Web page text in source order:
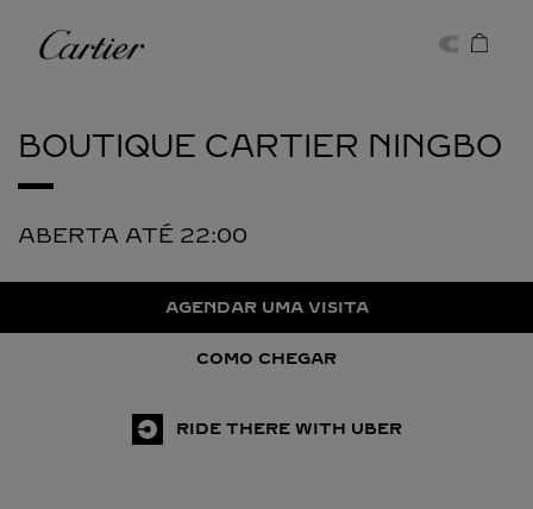
Cartier
BOUTIQUE CARTIER NINGBO
ABERTA ATÉ 22:00
AGENDAR UMA VISITA
COMO CHEGAR
RIDE THERE WITH UBER